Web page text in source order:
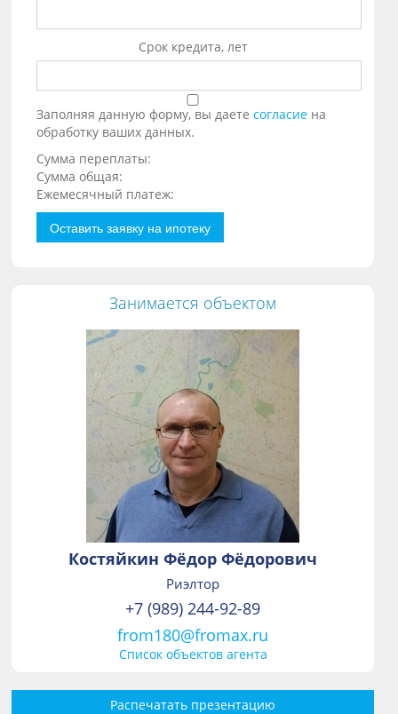
Срок кредита, лет
Заполняя данную форму, вы даетесогласие на
обработку ваших данных.
Сумма переплаты:
Сумма общая:
Ежемесячный платеж:
Оставить заявку на ипотеку
Занимается объектом
Костяйкин Фёдор Фёдорович
Риэлтор
+7 (989) 244-92-89
from180@fromax.ru
Список объектов агента
Распечатать презентацию